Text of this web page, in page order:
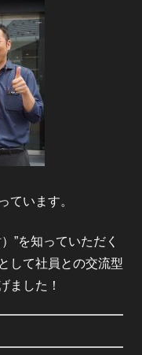
ています。
”を知っていただく
して社員との交流型
ました！